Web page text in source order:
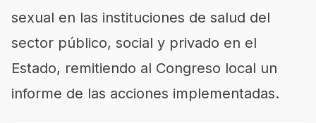
sexual en las instituciones de salud del
sector público, social y privado en el
Estado, remitiendo al Congreso local un
informe de las acciones implementadas.